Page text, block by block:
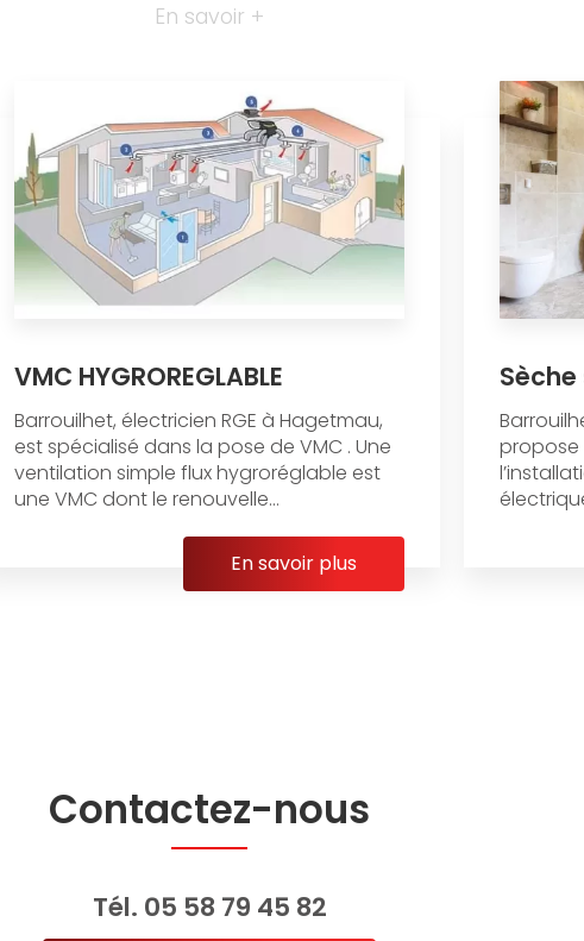
En savoir +
VMC HYGROREGLABLE
Barrouilhet, électricien RGE à Hagetmau,
est spécialisé dans la pose de VMC . Une
ventilation simple flux hygroréglable est
une VMC dont le renouvelle...
En savoir plus
propose
Contactez-nous
Tél. 05 58 79 45 82